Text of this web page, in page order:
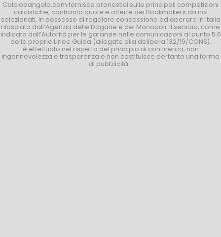
Calciodangolo.com fornisce pronostici sulle principali competizioni
calcistiche, confronta quote e offerte dei Bookmakers da noi
selezionati, in possesso di regolare concessione ad operare in Italia
rilasciata dall’Agenzia delle Dogane e dei Monopoli. Il servizio, come
indicato dall’Autorità per le garanzie nelle comunicazioni al punto 5.6
delle proprie Linee Guida (allegate alla delibera 132/19/CONS),
è effettuato nel rispetto del principio di continenza, non
ingannevolezza e trasparenza e non costituisce pertanto una forma
di pubblicità.